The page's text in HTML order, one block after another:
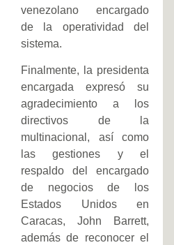
venezolano encargado
de la operatividad del
sistema.
Finalmente, la presidenta
encargada expresó su
agradecimiento a los
directivos de la
multinacional, así como
las gestiones y el
respaldo del encargado
de negocios de los
Estados Unidos en
Caracas, John Barrett,
además de reconocer el